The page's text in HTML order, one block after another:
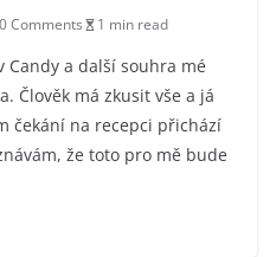
0 Comments 1 min read
Candy a další souhra mé
Člověk má zkusit vše a já
čekání na recepci přichází
že toto pro mě bude